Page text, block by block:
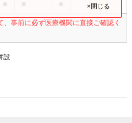
事前に必ず医療機関に直接ご確認く
×閉じる
設